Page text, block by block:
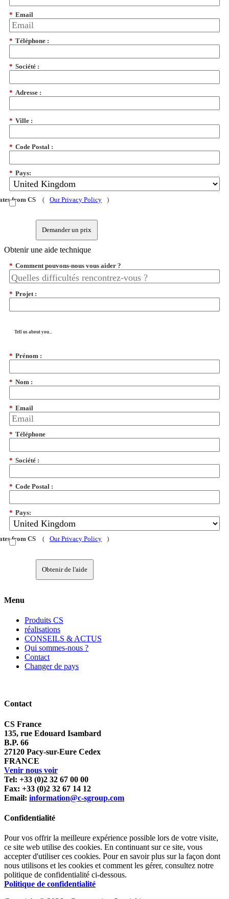
* Email
* Téléphone :
* Société :
* Adresse :
* Ville :
* Code Postal :
* Pays:
from CS ( Our Privacy Policy )
Demander un prix
Obtenir une aide technique
* Comment pouvons-nous vous aider ?
* Projet :
Tell us about you...
* Prénom :
* Nom :
* Email
* Téléphone
* Société :
* Code Postal :
* Pays:
from CS ( Our Privacy Policy )
Obtenir de l'aide
Menu
Produits CS
réalisations
CONSEILS & ACTUS
Qui sommes-nous ?
Contact
Changer de pays
Contact
CS France
135, rue Edouard Isambard
B.P. 66
27120 Pacy-sur-Eure Cedex
FRANCE
Venir nous voir
Tel: +33 (0)2 32 67 00 00
Fax: +33 (0)2 32 67 14 12
Email: information@c-sgroup.com
Confidentialité
Pour vos offrir la meilleure expérience possible lors de votre visite,
ce site web utilise des cookies. En continuant sur ce site, vous
accepter d'utiliser ces cookies. Pour en savoir plus sur la façon dont
nous utilisons et les cookies et comment les gérer, consultez notre
politique de confidentialité ci-dessous.
Politique de confidentialité